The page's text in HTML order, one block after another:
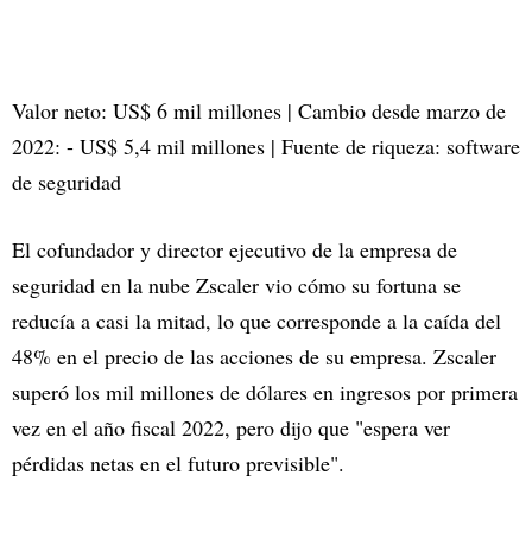
Valor neto: US$ 6 mil millones | Cambio desde marzo de
2022: - US$ 5,4 mil millones | Fuente de riqueza: software
de seguridad
El cofundador y director ejecutivo de la empresa de
seguridad en la nube Zscaler vio cómo su fortuna se
reducía a casi la mitad, lo que corresponde a la caída del
48% en el precio de las acciones de su empresa. Zscaler
superó los mil millones de dólares en ingresos por primera
vez en el año fiscal 2022, pero dijo que "espera ver
pérdidas netas en el futuro previsible".